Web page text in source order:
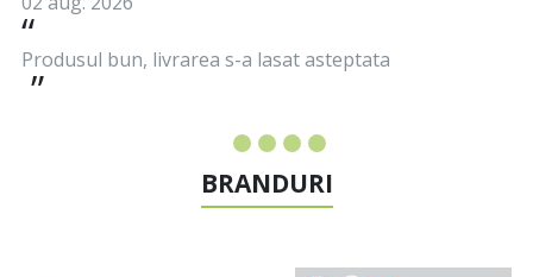
Produsul bun, livrarea s-a lasat asteptata
BRANDURI